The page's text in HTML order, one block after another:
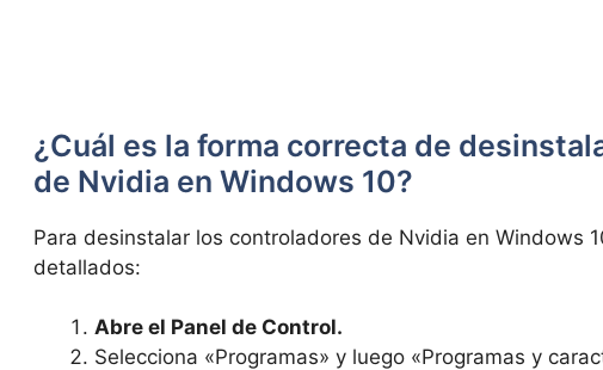
¿Cuál es la forma correcta de
de Nvidia en Windows 10?
Para desinstalar los controladores de Nvidia en Windows
detallados:
Abre el Panel de Control.
Selecciona «Programas» y luego «Programas y